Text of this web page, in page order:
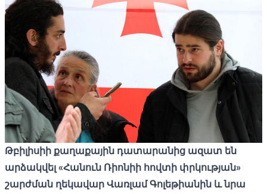
Թբիլիսիի քաղաքային դատարանից ազատ են
արձակվել «Հանուն Ռիոնիի հովտի փրկության»
շարժման ղեկավար Վառլամ Գոլեթիանին և նրա